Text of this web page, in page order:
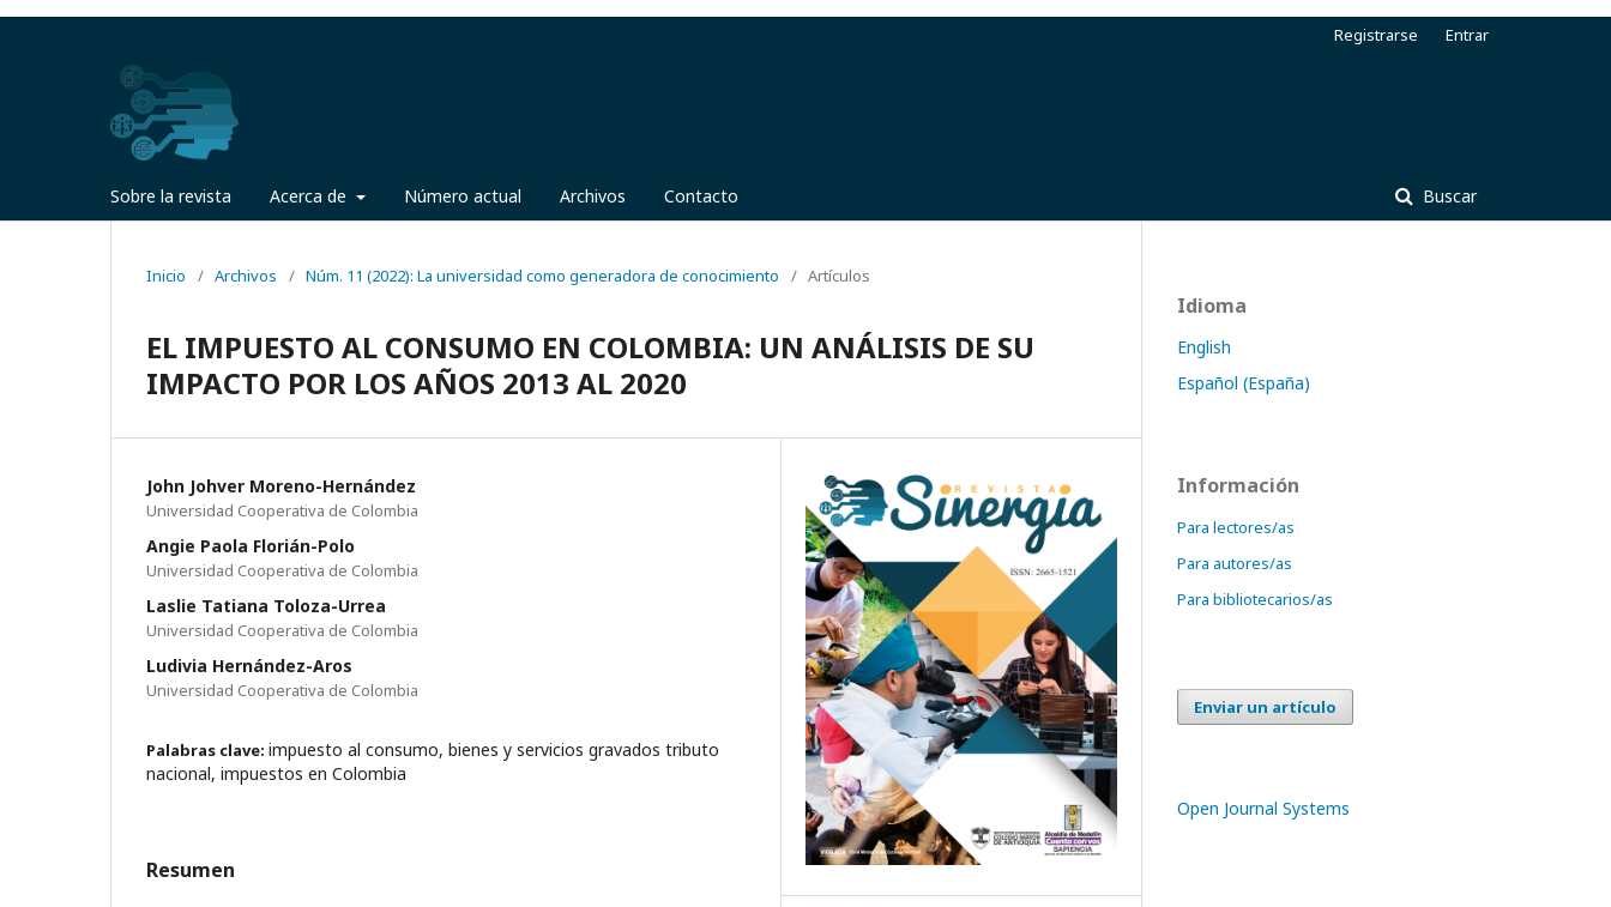
Sobre la revista Acerca de Número actual Archivos Contacto Buscar
Registrarse Entrar
Inicio / Archivos / Núm. 11 (2022): La universidad como generadora de conocimiento / Artículos
EL IMPUESTO AL CONSUMO EN COLOMBIA: UN ANÁLISIS DE SU
IMPACTO POR LOS AÑOS 2013 AL 2020
John Johver Moreno-Hernández
Universidad Cooperativa de Colombia
Angie Paola Florián-Polo
Universidad Cooperativa de Colombia
Laslie Tatiana Toloza-Urrea
Universidad Cooperativa de Colombia
Ludivia Hernández-Aros
Universidad Cooperativa de Colombia
Palabras clave: impuesto al consumo, bienes y servicios gravados tributo
nacional, impuestos en Colombia
Resumen
Idioma
English
Español (España)
Información
Para lectores/as
Para autores/as
Para bibliotecarios/as
Enviar un artículo
Open Journal Systems